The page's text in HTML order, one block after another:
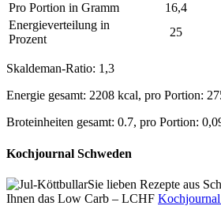
Pro Portion in Gramm
16,4
Energieverteilung in
Prozent
25
Skaldeman-Ratio: 1,3
Energie gesamt: 2208 kcal, pro Portion:
Broteinheiten gesamt: 0.7, pro Portion:
Kochjournal Schweden
Sie lieben Rezepte aus
Ihnen das Low Carb – LCHF